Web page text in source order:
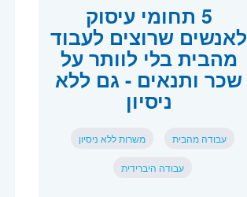
5 תחומי עיסוק
לאנשים שרוצים לעבוד
מהבית בלי לוותר על
שכר ותנאים - גם ללא
ניסיון
עבודה מהבית משרות ללא ניסיון
עבודה היברידית